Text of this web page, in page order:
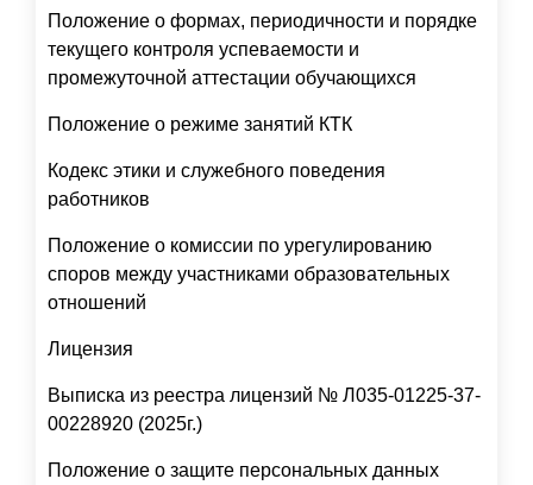
Положение о формах, периодичности и порядке
текущего контроля успеваемости и
промежуточной аттестации обучающихся
Положение о режиме занятий КТК
Кодекс этики и служебного поведения
работников
Положение о комиссии по урегулированию
споров между участниками образовательных
отношений
Лицензия
Выписка из реестра лицензий № Л035-01225-37-
00228920 (2025г.)
Положение о защите персональных данных